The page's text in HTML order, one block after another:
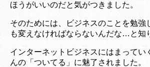
ほうがいいのだと気がつきました。
そのためには、ビジネスのことを勉強
も変えなければならないんだな…と知
インターネットビジネスにはまってい
んの「ついてる」に魅了されました。